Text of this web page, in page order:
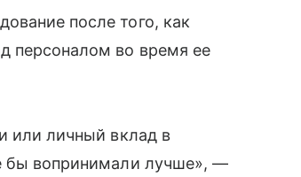
после того, как
персоналом во время ее
или личный вклад в
бы вопринимали лучше», —